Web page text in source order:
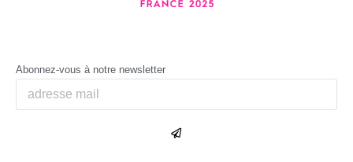
Abonnez-vous à notre newsletter